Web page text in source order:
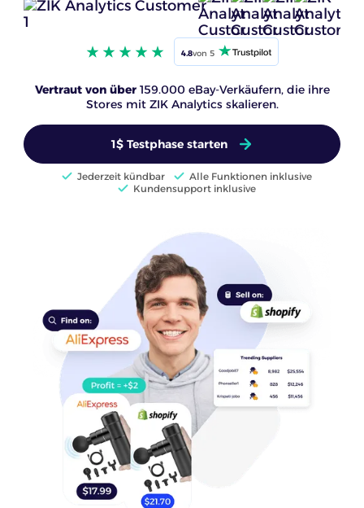
4.8von 5
Vertraut von über 159.000 eBay-Verkäufern, die ihre
Stores mit ZIK Analytics skalieren.
1$ Testphase starten
Jederzeit kündbar
Alle Funktionen inklusive
Kundensupport inklusive